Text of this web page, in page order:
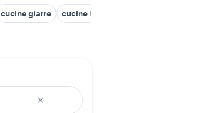
cucine giarre cucine lamezia terme